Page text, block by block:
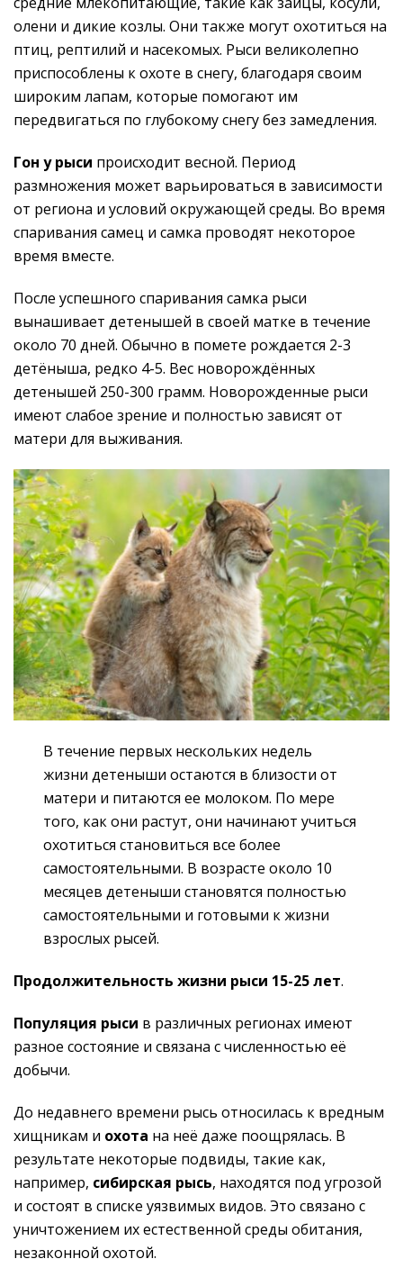
олени и дикие козлы. Они также могут охотиться на
птиц, рептилий и насекомых. Рыси великолепно
приспособлены к охоте в снегу, благодаря своим
широким лапам, которые помогают им
передвигаться по глубокому снегу без замедления.
Гон у рыси происходит весной. Период
размножения может варьироваться в зависимости
от региона и условий окружающей среды. Во время
спаривания самец и самка проводят некоторое
время вместе.
После успешного спаривания самка рыси
вынашивает детенышей в своей матке в течение
около 70 дней. Обычно в помете рождается 2-3
детёныша, редко 4-5. Вес новорождённых
детенышей 250-300 грамм. Новорожденные рыси
имеют слабое зрение и полностью зависят от
матери для выживания.
В течение первых нескольких недель
жизни детеныши остаются в близости от
матери и питаются ее молоком. По мере
того, как они растут, они начинают учиться
охотиться становиться все более
самостоятельными. В возрасте около 10
месяцев детеныши становятся полностью
самостоятельными и готовыми к жизни
взрослых рысей.
Продолжительность жизни рыси 15-25 лет.
Популяция рыси в различных регионах имеют
разное состояние и связана с численностью её
добычи.
До недавнего времени рысь относилась к вредным
хищникам и охота на неё даже поощрялась. В
результате некоторые подвиды, такие как,
например, сибирская рысь, находятся под угрозой
и состоят в списке уязвимых видов. Это связано с
уничтожением их естественной среды обитания,
незаконной охотой.